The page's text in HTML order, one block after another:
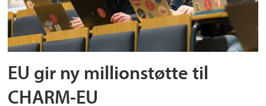
EU gir ny millionstøtte til
CHARM-EU